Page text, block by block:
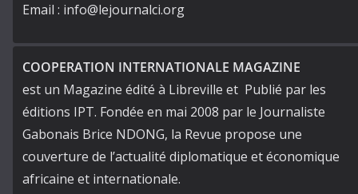
Email : info@lejournalci.org
COOPERATION INTERNATIONALE MAGAZINE
est un Magazine édité à Libreville et Publié par les
éditions IPT. Fondée en mai 2008 par le Journaliste
Gabonais Brice NDONG, la Revue propose une
couverture de l’actualité diplomatique et économique
africaine et internationale.